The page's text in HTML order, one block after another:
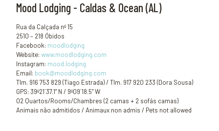
Mood Lodging - Caldas & Ocean (AL)
Rua da Calçada nº 15
2510 – 218 Óbidos
Facebook: moodlodging
Website: www.moodlodging.com
Instagram: mood.lodging
Email: book@moodlodging.com
Tlm. 916 753 829 (Tiago Estrada) / Tlm. 917 920 233 (Dora Sousa)
GPS: 39º21´37.1” N / 9º09´18.5” W
02 Quartos/Rooms/Chambres (2 camas + 2 sofás camas)
Animais não admitidos / Animaux non admis / Pets not allowed